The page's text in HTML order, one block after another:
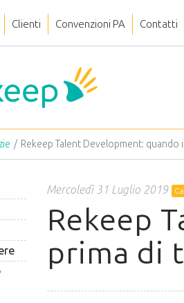
Clienti Convenzioni PA Contatti
Rekeep Talent Development:
Mercoledì 31 Luglio 2019
Rekeep
prima di